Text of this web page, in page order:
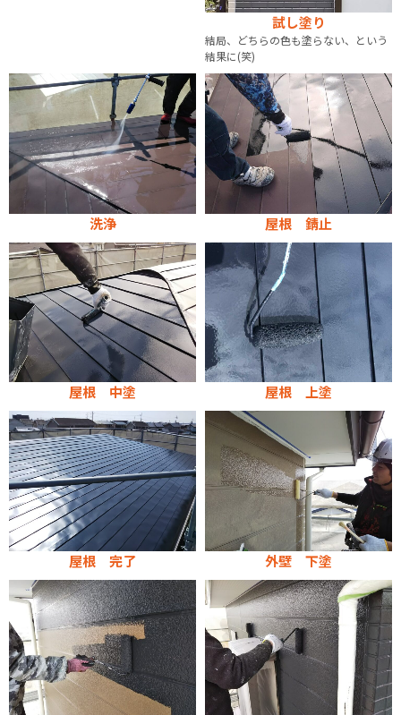
試し塗り
結局、どちらの色も塗らない、という
結果に(笑)
洗浄 屋根 錆止
屋根 中塗 屋根 上塗
屋根 完了 外壁 下塗